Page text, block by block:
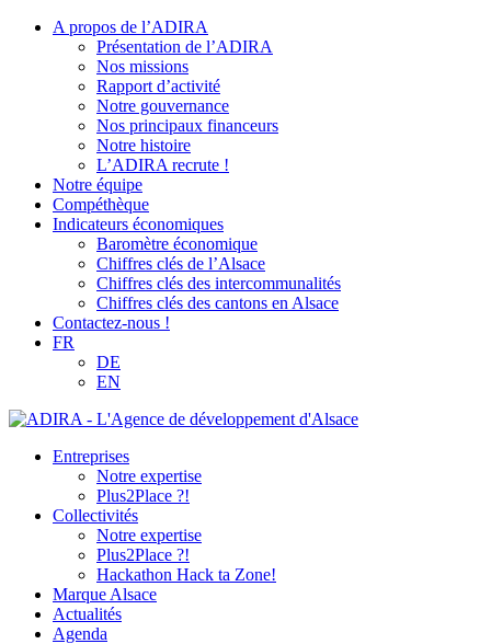
A propos de l’ADIRA
Présentation de l’ADIRA
Nos missions
Rapport d’activité
Notre gouvernance
Nos principaux financeurs
Notre histoire
L’ADIRA recrute !
Notre équipe
Compéthèque
Indicateurs économiques
Baromètre économique
Chiffres clés de l’Alsace
Chiffres clés des intercommunalités
Chiffres clés des cantons en Alsace
Contactez-nous !
FR
DE
EN
Entreprises
Notre expertise
Plus2Place ?!
Collectivités
Notre expertise
Plus2Place ?!
Hackathon Hack ta Zone!
Marque Alsace
Actualités
Agenda